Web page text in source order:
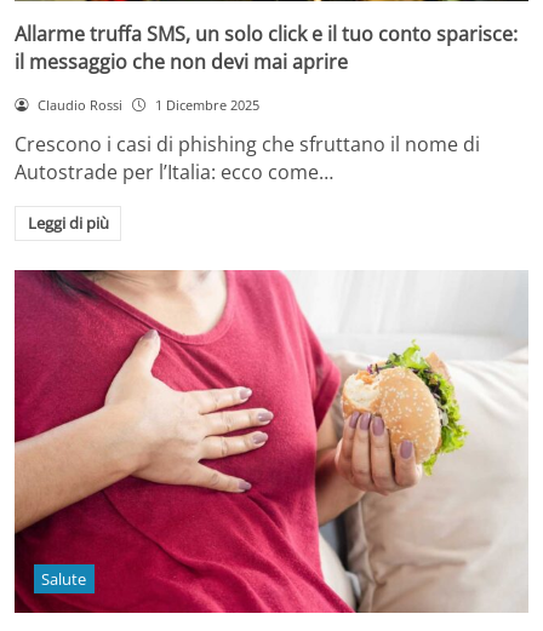
Allarme truffa SMS, un solo click e il tuo conto sparisce:
il messaggio che non devi mai aprire
Claudio Rossi 1 Dicembre 2025
Crescono i casi di phishing che sfruttano il nome di
Autostrade per l’Italia: ecco come…
Leggi di più
Salute